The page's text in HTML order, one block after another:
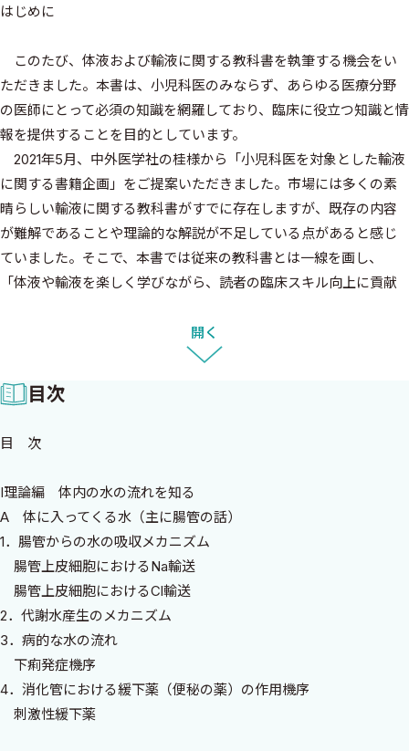
はじめに
このたび、体液および輸液に関する教科書を執筆する機会をい
ただきました。本書は、小児科医のみならず、あらゆる医療分野
の医師にとって必須の知識を網羅しており、臨床に役立つ知識と情
報を提供することを目的としています。
2021年5月、中外医学社の桂様から「小児科医を対象とした輸液
に関する書籍企画」をご提案いただきました。市場には多くの素
晴らしい輸液に関する教科書がすでに存在しますが、既存の内容
が難解であることや理論的な解説が不足している点があると感じ
ていました。そこで、本書では従来の教科書とは一線を画し、
「体液や輸液を楽しく学びながら、読者の臨床スキル向上に貢献
ご賛同をいただきました。その後、構想を練り、執筆を進めてまい
出版までの4年間は長い道のりでしたが、常に最新の知識とエビ
デンスをアップデートし、その変化を楽しみながら執筆すること
浮かび、解決しつつ進める中で、私自身の理解が不十分であったこ
を漏れなく伝えることを心がけました。執筆過程は刺激的で、私
が積み上げてきた腎臓学や遺伝学、チャネル・輸送体に関する知
識を総動員して、現在の集大成としてまとめることができました。
共著者の堀之内智子先生も、はじめは不安な様子で原稿を見せ
てくださいましたが、少し助言をするたびに、素晴らしい内容に
改善して仕上げてくださいました。その結果、私自身も多くを学
び、疑問を投げかけることで原稿が何度も往復しました。堀之内
先生も熱心に執筆を進め、毎回深夜に送られてくる修正原稿に、
心配になることもありましたが、本人の意志（自己研鑽）による
ものと理解しております（笑）。堀之内先生も執筆が楽しく、一
開く
目次
目 次
I理論編 体内の水の流れを知る
A 体に入ってくる水（主に腸管の話）
1．腸管からの水の吸収メカニズム
腸管上皮細胞におけるNa輸送
腸管上皮細胞におけるCl輸送
2．代謝水産生のメカニズム
3．病的な水の流れ
下痢発症機序
4．消化管における緩下薬（便秘の薬）の作用機序
刺激性緩下薬